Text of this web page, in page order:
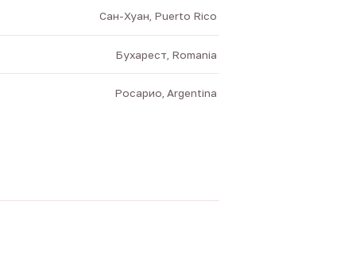
Сан-Хуан, Puerto Rico
Бухарест, Romania
Росарио, Argentina